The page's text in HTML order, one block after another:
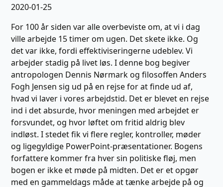
2020-01-25
For 100 år siden var alle overbeviste om, at vi i dag
ville arbejde 15 timer om ugen. Det skete ikke. Og
det var ikke, fordi effektiviseringerne udeblev. Vi
arbejder sta­dig på livet løs. I denne bog begiver
antropologen Dennis Nørmark og filosoffen Anders
Fogh Jensen sig ud på en rejse for at finde ud af,
hvad vi laver i vores arbejdstid. Det er blevet en rejse
ind i det absurde, hvor meningen med arbejdet er
forsvundet, og hvor løftet om fritid aldrig blev
indløst. I ste­det fik vi flere regler, kontroller, møder
og ligegyldige Power­Point-præsentationer. Bogens
forfattere kommer fra hver sin politiske fløj, men
bogen er ikke et møde på midten. Det er et opgør
med en gammeldags måde at tænke arbejde på og